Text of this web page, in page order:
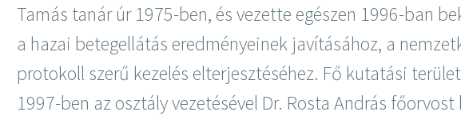
Tamás tanár úr 1975-ben, és vezette egészen 1996-ban
a hazai betegellátás eredményeinek javításához, a
protokoll szerű kezelés elterjesztéséhez. Fő kutatási
1997-ben az osztály vezetésével Dr. Rosta András